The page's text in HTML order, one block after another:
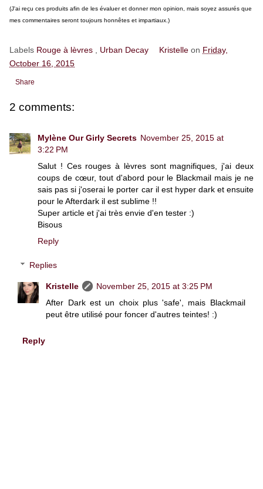
(J'ai reçu ces produits afin de les évaluer et donner mon opinion, mais soyez assurés que
mes commentaires seront toujours honnêtes et impartiaux.)
Labels Rouge à lèvres , Urban Decay Kristelle on Friday,
October 16, 2015
Share
2 comments:
Mylène Our Girly Secrets November 25, 2015 at
3:22 PM
Salut ! Ces rouges à lèvres sont magnifiques, j'ai deux
coups de cœur, tout d'abord pour le Blackmail mais je ne
sais pas si j'oserai le porter car il est hyper dark et ensuite
pour le Afterdark il est sublime !!
Super article et j'ai très envie d'en tester :)
Bisous
Reply
Replies
Kristelle
November 25, 2015 at 3:25 PM
After Dark est un choix plus 'safe', mais Blackmail
peut être utilisé pour foncer d'autres teintes! :)
Reply